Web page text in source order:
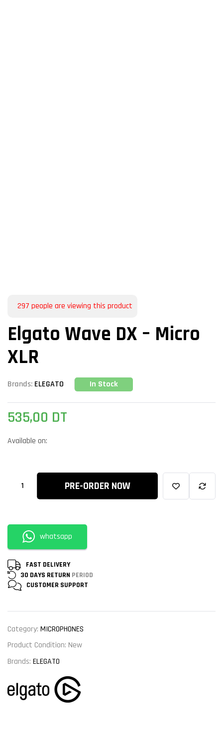
297 people are viewing this product
Elgato Wave DX – Micro
XLR
Brands: ELEGATO In Stock
535,00 DT
Available on:
PRE-ORDER NOW
whatsapp
FAST DELIVERY
30 DAYS RETURN PERIOD
CUSTOMER SUPPORT
Category: MICROPHONES
Product Condition: New
Brands: ELEGATO